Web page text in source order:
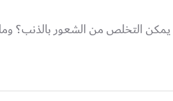
التخلص من الشعور بالذنب؟